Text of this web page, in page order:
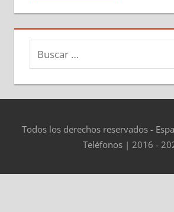
Buscar:
Todos los derechos reservados -
Teléfonos | 2016 -